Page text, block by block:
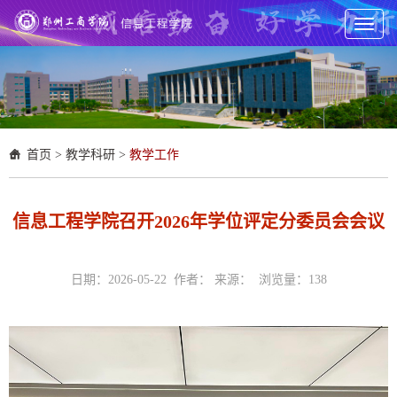
Toggle
首页 > 教学科研 > 教学工作
信息工程学院召开2026年学位评定分委员会会议
日期：2026-05-22 作者： 来源： 浏览量： 138